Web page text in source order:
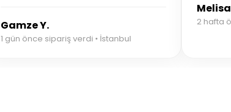
Gamze Y.
1 gün önce sipariş verdi • İstanbul
2 hafta